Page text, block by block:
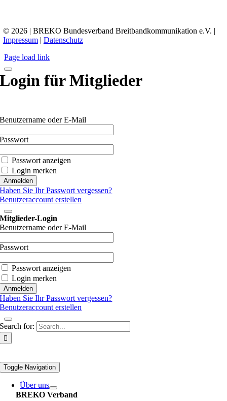
© 2026 | BREKO Bundesverband Breitbandkommunikation e.V. |
Impressum| Datenschutz
Page load link
Login für Mitglieder
Benutzername oder E-Mail
Passwort
Passwort anzeigen
Login merken
Haben Sie Ihr Passwort vergessen?
Benutzeraccount erstellen
Mitglieder-Login
Benutzername oder E-Mail
Passwort
Passwort anzeigen
Login merken
Haben Sie Ihr Passwort vergessen?
Benutzeraccount erstellen
Search for:
Toggle Navigation
Über uns
BREKO Verband